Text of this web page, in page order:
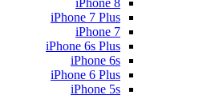
iPhone 8
iPhone 7 Plus
iPhone 7
iPhone 6s Plus
iPhone 6s
iPhone 6 Plus
iPhone 5s